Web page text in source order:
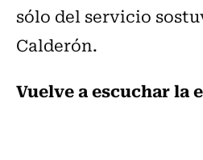
sólo del servicio
Calderón.
Vuelve a escuchar la